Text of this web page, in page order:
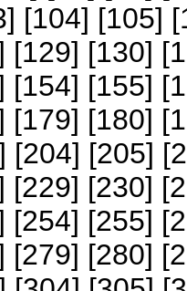
] [104] [105] [
[129] [130] [
[154] [155] [
[179] [180] [
[204] [205] [
[229] [230] [
[254] [255] [
[279] [280] [